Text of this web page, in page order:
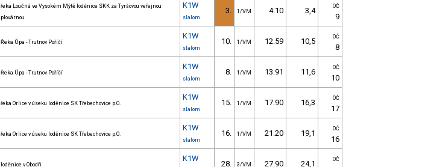
řeka Loučná ve Vysokém Mýtě loděnice SKK za Tyršovou veřejnou
plovárnou
K1W
slalom
3. 1/VM 4.10 3,4 OČ
9
Řeka Úpa - Trutnov Poříčí
K1W
slalom
10. 1/VM 12.59 10,5 OČ
8
Řeka Úpa - Trutnov Poříčí
K1W
slalom
8. 1/VM 13.91 11,6 OČ
10
řeka Orlice v úseku loděnice SK Třebechovice p.O.
K1W
slalom
15. 1/VM 17.90 16,3 OČ
17
řeka Orlice v úseku loděnice SK Třebechovice p.O.
K1W
slalom
16. 1/VM 21.20 19,1 OČ
16
loděnice v Obodři
K1W
28. 3/VM 27.90 24,1 OČ